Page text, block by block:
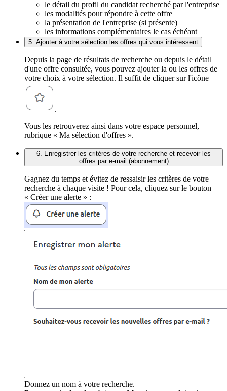
le détail du profil du candidat recherché par l'entreprise
les modalités pour répondre à cette offre
la présentation de l'entreprise (si présente)
les informations complémentaires le cas échéant
5. Ajouter à votre sélection les offres qui vous intéressent
Depuis la page de résultats de recherche ou depuis le détail
d'une offre consultée, vous pouvez ajouter la ou les offres de
votre choix à votre sélection. Il suffit de cliquer sur l'icône
.
Vous les retrouverez ainsi dans votre espace personnel,
rubrique « Ma sélection d'offres ».
6. Enregistrer les critères de votre recherche et recevoir les
offres par e-mail (abonnement)
Gagnez du temps et évitez de ressaisir les critères de votre
recherche à chaque visite ! Pour cela, cliquez sur le bouton
« Créer une alerte » :
Donnez un nom à votre recherche.